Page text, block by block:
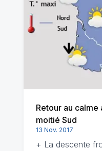
Retour au calme
moitié Sud
13 Nov. 2017
+ La descente